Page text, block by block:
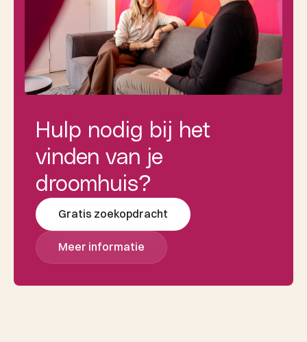
Hulp nodig bij het
vinden van je
droomhuis?
Gratis zoekopdracht
Meer informatie